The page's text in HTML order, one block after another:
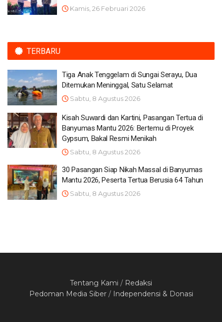
Kamis, 26 Februari 2026
TERBARU
Tiga Anak Tenggelam di Sungai Serayu, Dua
Ditemukan Meninggal, Satu Selamat
Sabtu, 8 Agustus 2026
Kisah Suwardi dan Kartini, Pasangan Tertua di
Banyumas Mantu 2026: Bertemu di Proyek
Gypsum, Bakal Resmi Menikah
Sabtu, 8 Agustus 2026
30 Pasangan Siap Nikah Massal di Banyumas
Mantu 2026, Peserta Tertua Berusia 64 Tahun
Sabtu, 8 Agustus 2026
Tentang Kami / Redaksi
Pedoman Media Siber/ Independensi & Donasi